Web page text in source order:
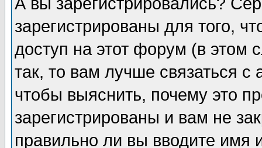
зарегистрированы для того,
доступ на этот форум (в этом
так, то вам лучше связаться
чтобы выяснить, почему это
зарегистрированы и вам не
правильно ли вы вводите